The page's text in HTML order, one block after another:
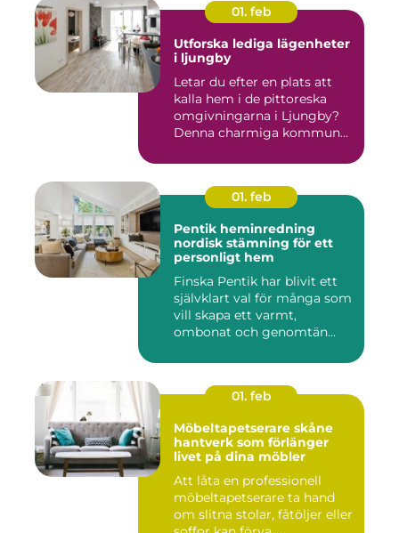
01. feb
Utforska lediga lägenheter
i ljungby
Letar du efter en plats att
kalla hem i de pittoreska
omgivningarna i Ljungby?
Denna charmiga kommun...
01. feb
Pentik heminredning
nordisk stämning för ett
personligt hem
Finska Pentik har blivit ett
självklart val för många som
vill skapa ett varmt,
ombonat och genomtän...
01. feb
Möbeltapetserare skåne
hantverk som förlänger
livet på dina möbler
Att låta en professionell
möbeltapetserare ta hand
om slitna stolar, fåtöljer eller